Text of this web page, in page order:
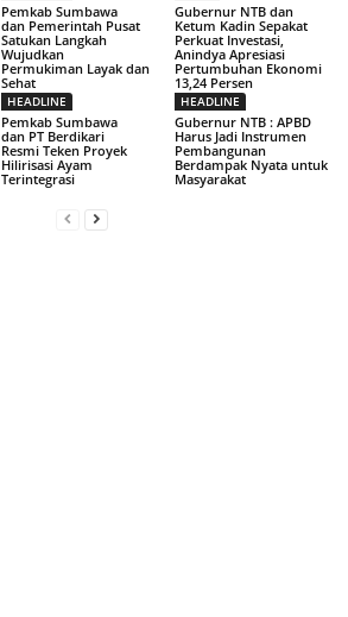
Pemkab Sumbawa
dan Pemerintah Pusat
Satukan Langkah
Wujudkan
Permukiman Layak dan
Sehat
Gubernur NTB dan
Ketum Kadin Sepakat
Perkuat Investasi,
Anindya Apresiasi
Pertumbuhan Ekonomi
13,24 Persen
HEADLINE
Pemkab Sumbawa
dan PT Berdikari
Resmi Teken Proyek
Hilirisasi Ayam
Terintegrasi
HEADLINE
Gubernur NTB : APBD
Harus Jadi Instrumen
Pembangunan
Berdampak Nyata untuk
Masyarakat